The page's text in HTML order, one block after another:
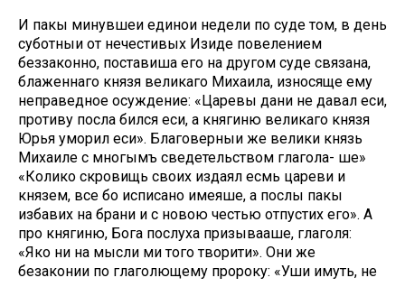
И пакы минувшеи единои недели по суде том, в день
суботныи от нечестивых Изиде повелением
беззаконно, поставиша его на другом суде связана,
блаженнаго князя великаго Михаила, износяще ему
неправедное осуждение: «Царевы дани не давал еси,
противу посла бился еси, а княгиню великаго князя
Юрья уморил еси». Благоверныи же велики князь
Михаиле с многымъ сведетельством глагола- ше»
«Колико скровищь своих издаял есмь цареви и
князем, все бо исписано имеяше, а послы пакы
избавих на брани и с новою честью отпустих его». А
про княгиню, Бога послуха призывааше, глаголя:
«Яко ни на мысли ми того творити». Они же
безаконии по глаголющему пророку: «Уши имуть, не